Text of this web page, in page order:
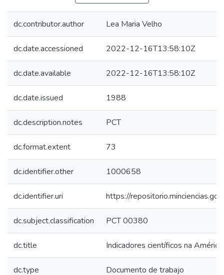
dc.contributor.author Lea Maria Velho
dc.date.accessioned 2022-12-16T13:58:10Z
dc.date.available 2022-12-16T13:58:10Z
dc.date.issued 1988
dc.description.notes PCT
dc.format.extent 73
dc.identifier.other 1000658
dc.identifier.uri https://
dc.subject.classification PCT 00380
dc.title Indicadores científicos na
dc.type Documento de trabajo